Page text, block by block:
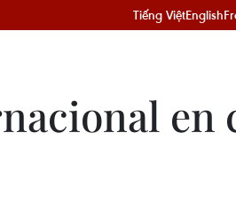
Tiếng ViệtEnglish
en